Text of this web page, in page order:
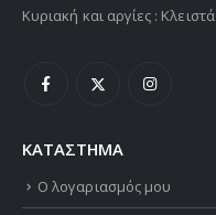
Κυριακή και αργίες : Κλειστά
ΚΑΤΑΣΤΗΜΑ
Ο λογαριασμός μου